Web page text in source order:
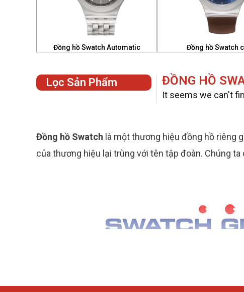
Đồng hồ Swatch Automatic Đồng hồ Swatch
Lọc Sản Phẩm ĐỒNG HỒ
It seems we can't
Đồng hồ Swatch là một thương hiệu đồng hồ riêng
của thương hiệu lại trùng với tên tập đoàn. Chúng